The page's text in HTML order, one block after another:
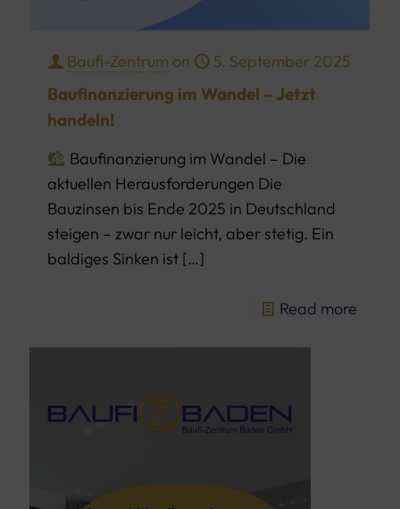
Baufi-Zentrum on 5. September 2025
Baufinanzierung im Wandel – Jetzt
handeln!
Baufinanzierung im Wandel – Die
aktuellen Herausforderungen Die
Bauzinsen bis Ende 2025 in Deutschland
steigen – zwar nur leicht, aber stetig. Ein
baldiges Sinken ist […]
Read more